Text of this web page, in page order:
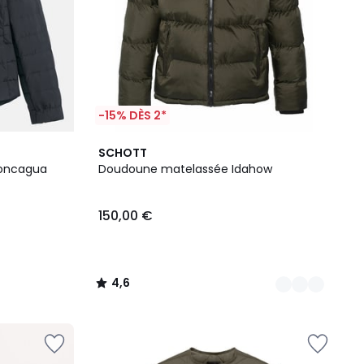
-15% DÈS 2*
SCHOTT
Doudoune matelassée Idahow
150,00 €
4,6
/ 5
2
Couleurs
4,6
/